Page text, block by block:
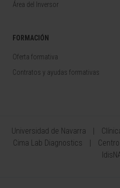
Área del Inversor
FORMACIÓN
Oferta formativa
Contratos y ayudas formativas
Universidad de Navarra
Cima Lab Diagnostics